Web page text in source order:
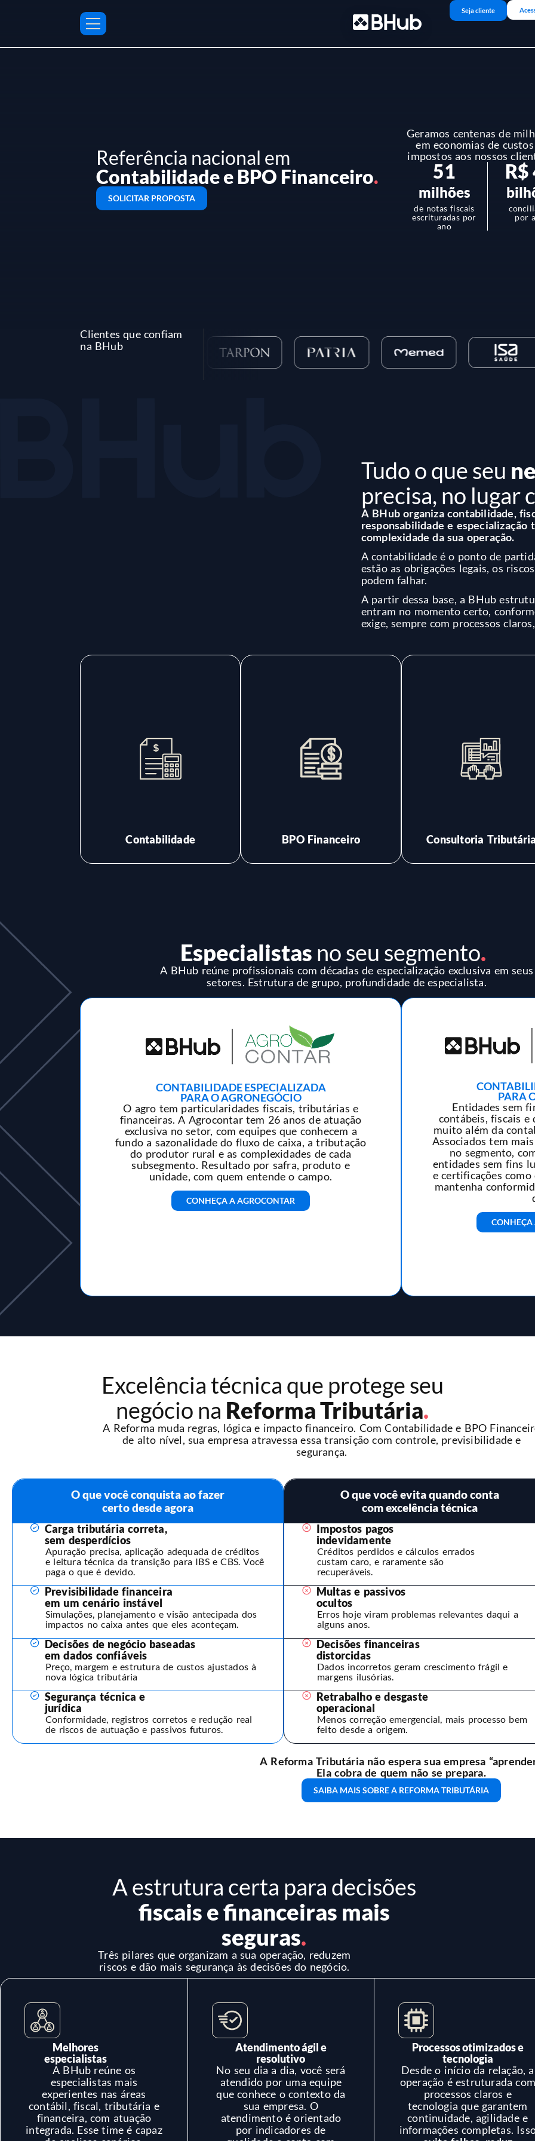
Seja cliente
Referência nacional em
Contabilidade e BPO Financeiro.
SOLICITAR PROPOSTA
Geramos centenas de
em economias de
impostos aos nossos
51
milhões
de notas fiscais
escrituradas por
ano
R$
por
Clientes que confiam
na BHub
Tudo o que seu
precisa, no lugar
A BHub organiza contabilidade,
responsabilidade e especialização
complexidade da sua operação.
A contabilidade é o ponto de
estão as obrigações legais, os
podem falhar.
A partir dessa base, a BHub
entram no momento certo,
exige, sempre com processos
Contabilidade
e manter a operação da
sua empresa regular e
organizada no dia a dia,
com previsibilidade e
BPO Financeiro
conciliações e relatórios
para dar visibilidade real
aos números e apoiar
decisões mais seguras e
Consultoria
Análises e estratégias
tributárias para
riscos, evitar
Especialistas no seu segmento.
A BHub reúne profissionais com décadas de especialização exclusiva em seus
setores. Estrutura de grupo, profundidade de especialista.
CONTABILIDADE ESPECIALIZADA
PARA O AGRONEGÓCIO
O agro tem particularidades fiscais, tributárias e
financeiras. A Agrocontar tem 26 anos de atuação
exclusiva no setor, com equipes que conhecem a
fundo a sazonalidade do fluxo de caixa, a tributação
do produtor rural e as complexidades de cada
subsegmento. Resultado por safra, produto e
unidade, com quem entende o campo.
CONHEÇA A AGROCONTAR
PARA
Entidades sem
contábeis, fiscais e
muito além da
Associados tem
no segmento,
entidades sem fins
e certificações como
mantenha
CONHEÇA
Excelência técnica que protege seu
negócio na Reforma Tributária.
A Reforma muda regras, lógica e impacto financeiro. Com Contabilidade e BPO
de alto nível, sua empresa atravessa essa transição com controle, previsibilidade e
segurança.
O que você conquista ao fazer
certo desde agora
Carga tributária correta,
sem desperdícios
Apuração precisa, aplicação adequada de créditos
e leitura técnica da transição para IBS e CBS. Você
paga o que é devido.
Previsibilidade financeira
em um cenário instável
Simulações, planejamento e visão antecipada dos
impactos no caixa antes que eles aconteçam.
Decisões de negócio baseadas
em dados confiáveis
Preço, margem e estrutura de custos ajustados à
nova lógica tributária
Segurança técnica e
jurídica
Conformidade, registros corretos e redução real
de riscos de autuação e passivos futuros.
O que você evita quando conta
com excelência técnica
Impostos pagos
indevidamente
Créditos perdidos e cálculos errados
custam caro, e raramente são
recuperáveis.
Multas e passivos
ocultos
Erros hoje viram problemas relevantes daqui a
alguns anos.
Decisões financeiras
distorcidas
Dados incorretos geram crescimento frágil e
margens ilusórias.
Retrabalho e desgaste
operacional
Menos correção emergencial, mais processo bem
feito desde a origem.
A Reforma Tributária não espera sua empresa
Ela cobra de quem não se prepara.
SAIBA MAIS SOBRE A REFORMA TRIBUTÁRIA
A estrutura certa para decisões
fiscais e financeiras mais
seguras.
Três pilares que organizam a sua operação, reduzem
riscos e dão mais segurança às decisões do negócio.
Melhores
especialistas
A BHub reúne os
especialistas mais
experientes nas áreas
contábil, fiscal, tributária e
financeira, com atuação
integrada. Esse time é capaz
Atendimento ágil e
resolutivo
No seu dia a dia, você será
atendido por uma equipe
que conhece o contexto da
sua empresa. O
atendimento é orientado
por indicadores de
Processos otimizados e
tecnologia
Desde o início da relação, a
operação é estruturada com
processos claros e
tecnologia que garantem
continuidade, agilidade e
informações completas.